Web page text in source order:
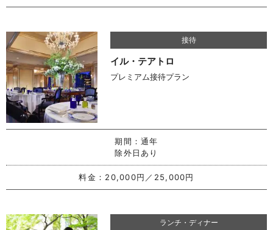
接待
イル・テアトロ
プレミアム接待プラン
期間：通年
除外日あり
料金： 20,000円／25,000円
ランチ・ディナー